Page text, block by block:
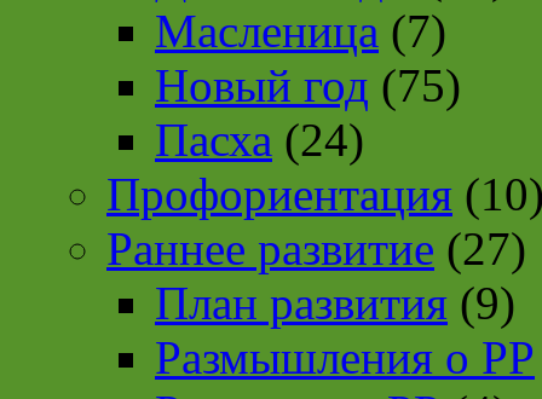
Масленица (7)
Новый год (75)
Пасха (24)
Профориентация
Раннее развитие (27)
План развития (9)
Размышления о РР